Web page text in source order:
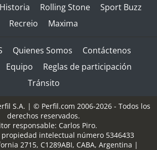
Rolling Stone
Sport Buzz
Recreio
Maxima
Quienes Somos
Contáctenos
Equipo
Reglas de participación
Tránsito
S.A. | © Perfil.com 2006-2026 - Todos los
derechos reservados.
responsable: Carlos Piro.
propiedad intelectual número 5346433
2715, C1289ABI, CABA, Argentina |